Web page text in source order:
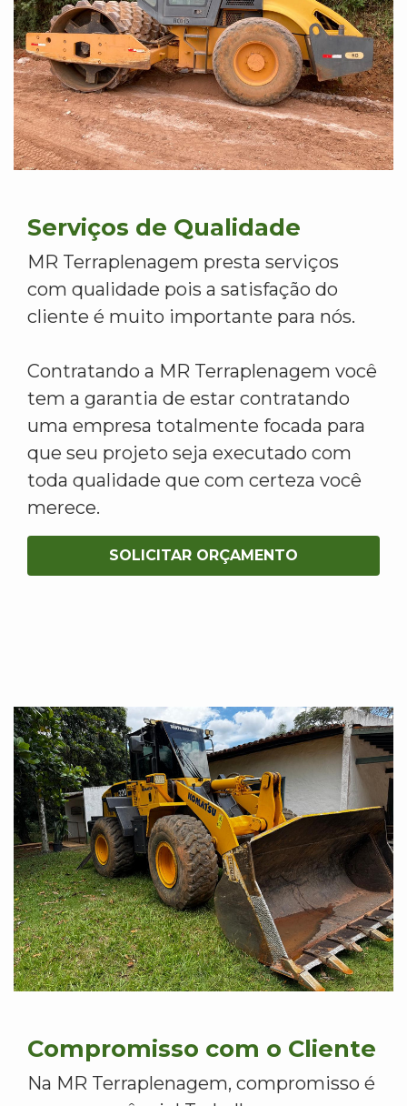
Serviços de Qualidade
MR Terraplenagem presta serviços
com qualidade pois a satisfação do
cliente é muito importante para nós.
Contratando a MR Terraplenagem você
tem a garantia de estar contratando
uma empresa totalmente focada para
que seu projeto seja executado com
toda qualidade que com certeza você
merece.
SOLICITAR ORÇAMENTO
Compromisso com o Cliente
Na MR Terraplenagem, compromisso é